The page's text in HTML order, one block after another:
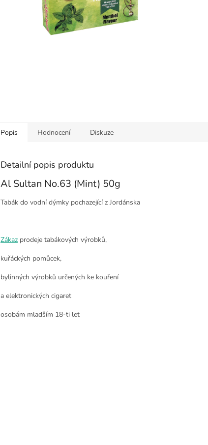
Popis Hodnocení Diskuze
Detailní popis produktu
Al Sultan No.63 (Mint) 50g
Tabák do vodní dýmky pochazející z Jordánska
Zákaz prodeje tabákových výrobků,
kuřáckých pomůcek,
bylinných výrobků určených ke kouření
a elektronických cigaret
osobám mladším 18-ti let